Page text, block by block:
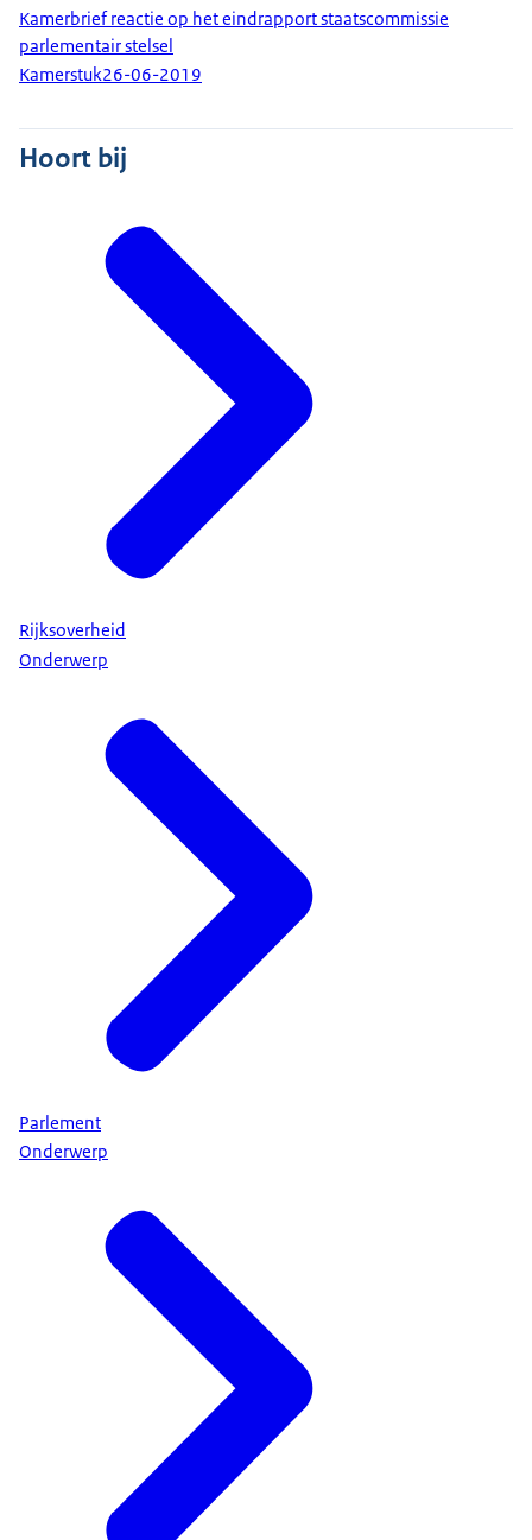
Kamerbrief reactie op het eindrapport staatscommissie
parlementair stelsel
Kamerstuk26-06-2019
Hoort bij
Rijksoverheid
Onderwerp
Parlement
Onderwerp